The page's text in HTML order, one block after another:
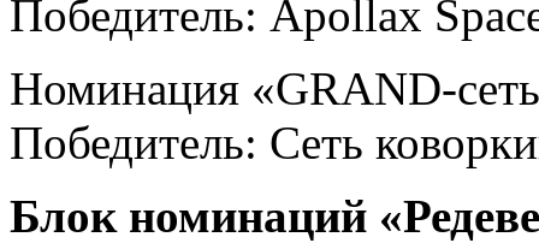
Победитель: Apollax
Номинация «GRAND-
Победитель: Сеть
Блок номинаций